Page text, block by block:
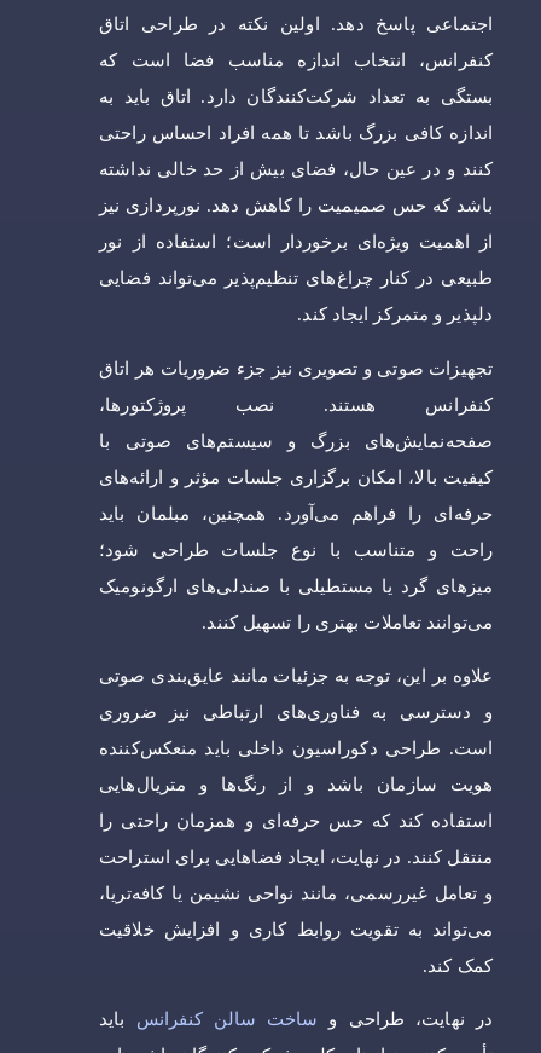
اجتماعی پاسخ دهد. اولین نکته در طراحی اتاق
کنفرانس، انتخاب اندازه مناسب فضا است که
بستگی به تعداد شرکت‌کنندگان دارد. اتاق باید به
اندازه کافی بزرگ باشد تا همه افراد احساس راحتی
کنند و در عین حال، فضای بیش از حد خالی نداشته
باشد که حس صمیمیت را کاهش دهد. نورپردازی نیز
از اهمیت ویژه‌ای برخوردار است؛ استفاده از نور
طبیعی در کنار چراغ‌های تنظیم‌پذیر می‌تواند فضایی
دلپذیر و متمرکز ایجاد کند.
تجهیزات صوتی و تصویری نیز جزء ضروریات هر اتاق
کنفرانس هستند. نصب پروژکتورها،
صفحه‌نمایش‌های بزرگ و سیستم‌های صوتی با
کیفیت بالا، امکان برگزاری جلسات مؤثر و ارائه‌های
حرفه‌ای را فراهم می‌آورد. همچنین، مبلمان باید
راحت و متناسب با نوع جلسات طراحی شود؛
میزهای گرد یا مستطیلی با صندلی‌های ارگونومیک
می‌توانند تعاملات بهتری را تسهیل کنند.
علاوه بر این، توجه به جزئیات مانند عایق‌بندی صوتی
و دسترسی به فناوری‌های ارتباطی نیز ضروری
است. طراحی دکوراسیون داخلی باید منعکس‌کننده
هویت سازمان باشد و از رنگ‌ها و متریال‌هایی
استفاده کند که حس حرفه‌ای و همزمان راحتی را
منتقل کنند. در نهایت، ایجاد فضاهایی برای استراحت
و تعامل غیررسمی، مانند نواحی نشیمن یا کافه‌تریا،
می‌تواند به تقویت روابط کاری و افزایش خلاقیت
کمک کند.
در نهایت، طراحی و ساخت سالن کنفرانس باید